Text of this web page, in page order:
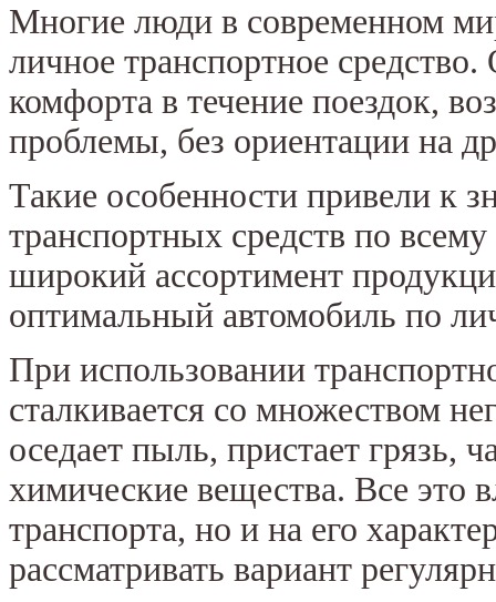
Многие люди в современном
личное транспортное
комфорта в течение поездок,
проблемы, без ориентации на
Такие особенности привели к
транспортных средств по
широкий ассортимент
оптимальный автомобиль по
При использовании
сталкивается со множеством
оседает пыль, пристает грязь,
химические вещества. Все это
транспорта, но и на его
рассматривать вариант